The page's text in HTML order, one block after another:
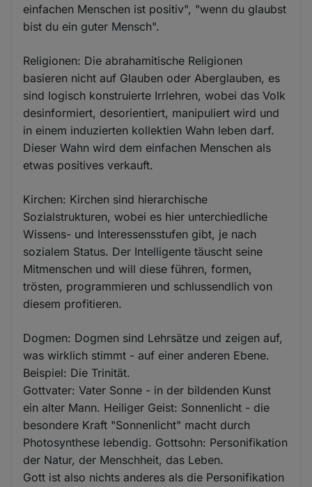
einfachen Menschen ist positiv", "wenn du glaubst
bist du ein guter Mensch".
Religionen: Die abrahamitische Religionen
basieren nicht auf Glauben oder Aberglauben, es
sind logisch konstruierte Irrlehren, wobei das Volk
desinformiert, desorientiert, manipuliert wird und
in einem induzierten kollektien Wahn leben darf.
Dieser Wahn wird dem einfachen Menschen als
etwas positives verkauft.
Kirchen: Kirchen sind hierarchische
Sozialstrukturen, wobei es hier unterchiedliche
Wissens- und Interessensstufen gibt, je nach
sozialem Status. Der Intelligente täuscht seine
Mitmenschen und will diese führen, formen,
trösten, programmieren und schlussendlich von
diesem profitieren.
Dogmen: Dogmen sind Lehrsätze und zeigen auf,
was wirklich stimmt - auf einer anderen Ebene.
Beispiel: Die Trinität.
Gottvater: Vater Sonne - in der bildenden Kunst
ein alter Mann. Heiliger Geist: Sonnenlicht - die
besondere Kraft "Sonnenlicht" macht durch
Photosynthese lebendig. Gottsohn: Personifikation
der Natur, der Menschheit, das Leben.
Gott ist also nichts anderes als die Personifikation